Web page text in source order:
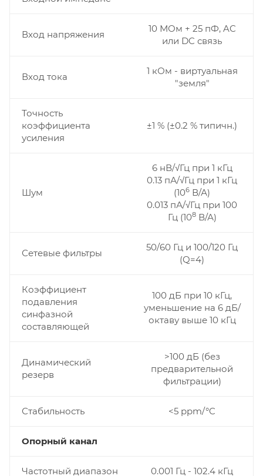
Вход напряжения
10 МОм + 25 пФ, AC
или DC связь
Вход тока
1 кОм - виртуальная
"земля"
Точность
коэффициента
усиления
±1 % (±0.2 % типичн.)
Шум
6 нВ/√Гц при 1 кГц
0.13 пА/√Гц при 1 кГц
(106 В/А)
0.013 пА/√Гц при 100
Гц (108В/А)
Сетевые фильтры
50/60 Гц и 100/120 Гц
(Q=4)
Коэффициент
подавления
синфазной
составляющей
100 дБ при 10 кГц,
уменьшение на 6 дБ/
октаву выше 10 кГц
Динамический
резерв
>100 дБ (без
предварительной
фильтрации)
Стабильность <5 ppm/°C
Опорный канал
Частотный диапазон 0.001 Гц - 102.4 кГц